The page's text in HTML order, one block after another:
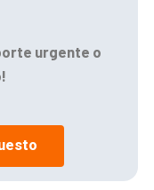
urgente o